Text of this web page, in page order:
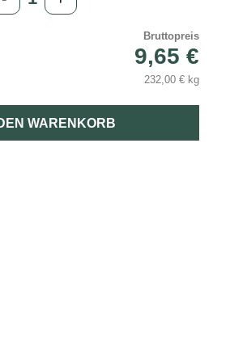
Bruttopreis
9,65 €
232,00 € kg
WARENKORB